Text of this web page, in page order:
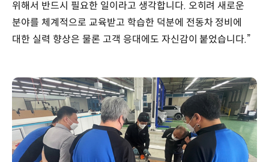
위해서 반드시 필요한 일이라고 생각합니다. 오히려 새로운
분야를 체계적으로 교육받고 학습한 덕분에 전동차 정비에
대한 실력 향상은 물론 고객 응대에도 자신감이 붙었습니다.”